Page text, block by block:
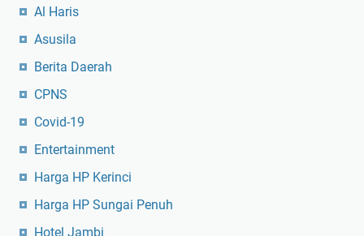
Al Haris
Asusila
Berita Daerah
CPNS
Covid-19
Entertainment
Harga HP Kerinci
Harga HP Sungai Penuh
Hotel Jambi